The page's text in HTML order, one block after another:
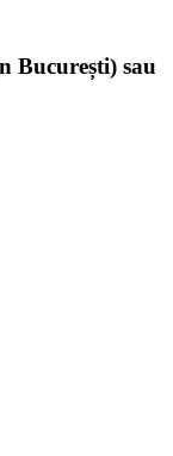
București) sau